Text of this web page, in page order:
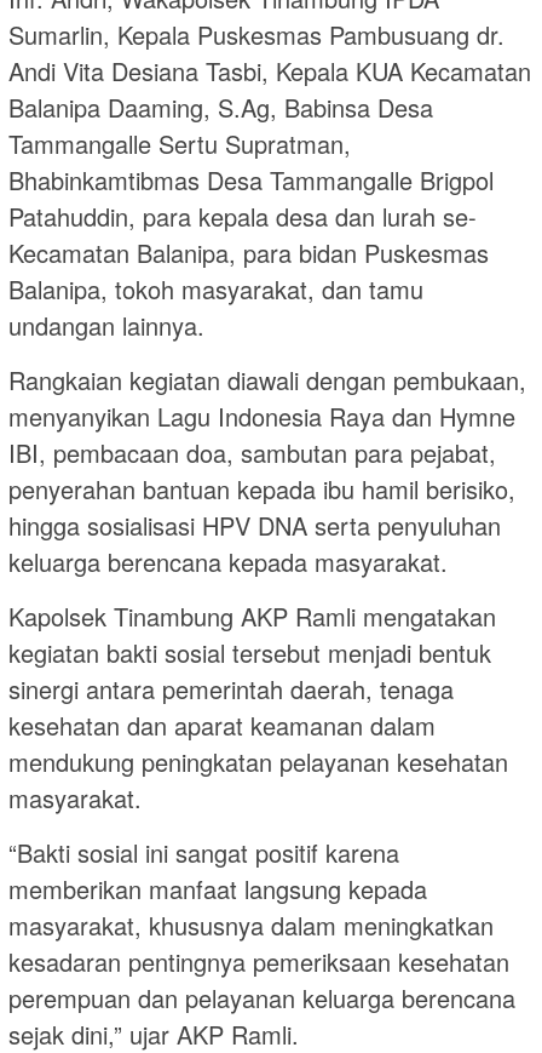
Sumarlin, Kepala Puskesmas Pambusuang dr.
Andi Vita Desiana Tasbi, Kepala KUA Kecamatan
Balanipa Daaming, S.Ag, Babinsa Desa
Tammangalle Sertu Supratman,
Bhabinkamtibmas Desa Tammangalle Brigpol
Patahuddin, para kepala desa dan lurah se-
Kecamatan Balanipa, para bidan Puskesmas
Balanipa, tokoh masyarakat, dan tamu
undangan lainnya.
Rangkaian kegiatan diawali dengan pembukaan,
menyanyikan Lagu Indonesia Raya dan Hymne
IBI, pembacaan doa, sambutan para pejabat,
penyerahan bantuan kepada ibu hamil berisiko,
hingga sosialisasi HPV DNA serta penyuluhan
keluarga berencana kepada masyarakat.
Kapolsek Tinambung AKP Ramli mengatakan
kegiatan bakti sosial tersebut menjadi bentuk
sinergi antara pemerintah daerah, tenaga
kesehatan dan aparat keamanan dalam
mendukung peningkatan pelayanan kesehatan
masyarakat.
“Bakti sosial ini sangat positif karena
memberikan manfaat langsung kepada
masyarakat, khususnya dalam meningkatkan
kesadaran pentingnya pemeriksaan kesehatan
perempuan dan pelayanan keluarga berencana
sejak dini,” ujar AKP Ramli.